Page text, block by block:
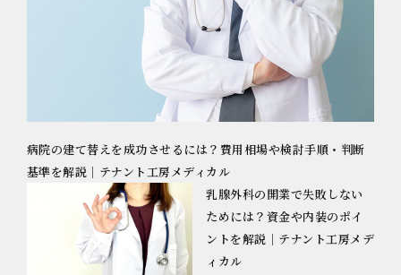
病院の建て替えを成功させるには？費用相場や検討手順・判断
基準を解説｜テナント工房メディカル
乳腺外科の開業で失敗しない
ためには？資金や内装のポイ
ントを解説｜テナント工房メデ
ィカル